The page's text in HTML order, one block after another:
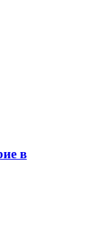
в